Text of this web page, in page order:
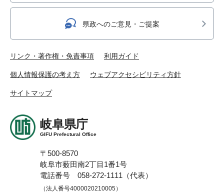
県政へのご意見・ご提案
リンク・著作権・免責事項 利用ガイド
個人情報保護の考え方 ウェブアクセシビリティ方針
サイトマップ
岐阜県庁
GIFU Prefectural Office
〒500-8570
岐阜市薮田南2丁目1番1号
電話番号 058-272-1111（代表）
（法人番号4000020210005）